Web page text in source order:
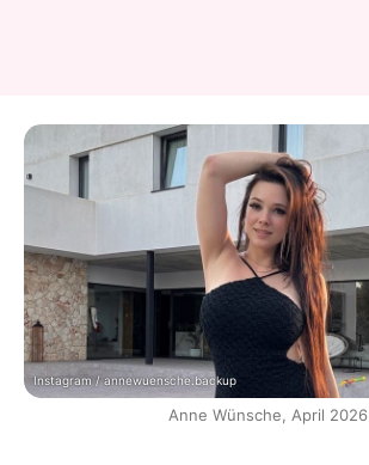
Instagram / annewuensche.backup
Anne Wünsche, April 2026